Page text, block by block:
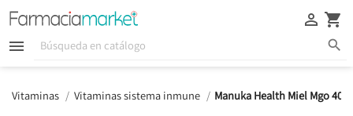
  
 
Vitaminas Vitaminas sistema inmune Manuka Health Miel Mgo 400